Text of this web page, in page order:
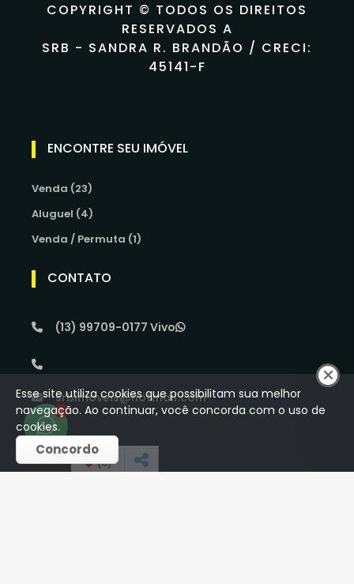
COPYRIGHT © TODOS OS DIREITOS
RESERVADOS A
SRB - SANDRA R. BRANDÃO / CRECI:
45141-F
ENCONTRE SEU IMÓVEL
Venda (23)
Aluguel (4)
Venda / Permuta (1)
CONTATO
(13) 99709-0177 Vivo
srbimoveis@hotmail.com
REDES SOCIAIS
1
(0)
Esse site utiliza cookies que possibilitam sua melhor
navegação. Ao continuar, você concorda com o uso de
cookies.
Concordo